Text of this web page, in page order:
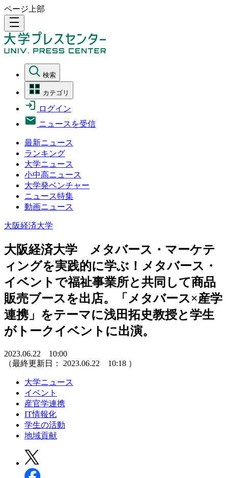
ページ上部
density_medium
検索
カテゴリ
ログイン
ニュースを受信
最新ニュース
ランキング
大学ニュース
小中高ニュース
大学発ベンチャー
ニュース特集
動画ニュース
大阪経済大学
大阪経済大学 メタバース・マーケテ
ィングを実践的に学ぶ！メタバース・
イベントで福祉事業所と共同して商品
販売ブースを出店。「メタバース×産学
連携」をテーマに浅田拓史教授と学生
がトークイベントに出演。
2023.06.22 10:00
（最終更新日： 2023.06.22 10:18 ）
大学ニュース
イベント
産官学連携
IT情報化
学生の活動
地域貢献